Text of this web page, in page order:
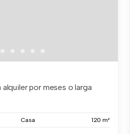
por meses o larga
Casa 120 m²